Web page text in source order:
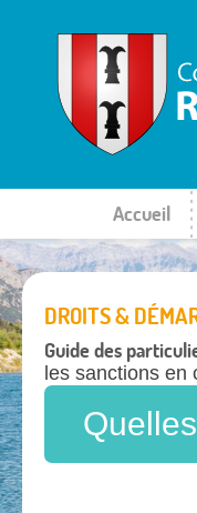
Accueil
DROITS &
Guide des
les sanctions en